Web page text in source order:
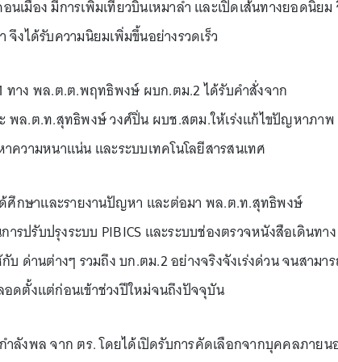
นเมือง มีการเพิ่มเที่ยวบินเหมาลำ และเปิดเส้นทางยอดนิย
งได้รับความนิยมเพิ่มขึ้นอย่างรวดเร็ว
ทาง พล.ต.ต.พฤทธิพงษ์ ผบก.ตม.2 ได้รับคำสั่งจาก
ล.ต.ท.สุทธิพงษ์ วงศ์ปิ่น ผบช.สตม.ให้เร่งแก้ไขปัญหาภาพ
วามหนาแน่น และระบบเทคโนโลยีสารสนเทศ
กษาและรายงานปัญหา และต่อมา พล.ต.ท.สุทธิพงษ์
รปรับปรุงระบบ PIBICS และระบบช่องตรวจหนังสือเดินทาง
ด่านต่างๆ รวมถึง บก.ตม.2 อย่างจริงจังเร่งด่วน จนสามา
ดตั้งแต่ก่อนเข้าช่วงปีใหม่จนถึงปัจจุบัน
ลังพล จาก ตร. โดยได้เปิดรับการคัดเลือกจากบุคคลภายน